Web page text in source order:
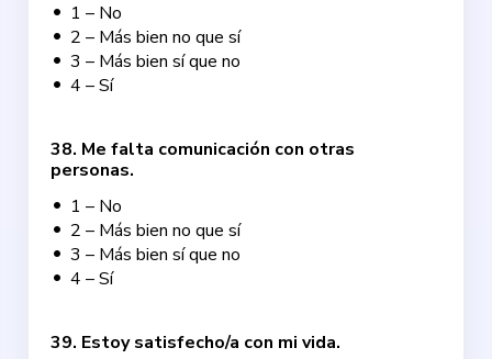
1 – No
2 – Más bien no que sí
3 – Más bien sí que no
4 – Sí
38. Me falta comunicación con otras
personas.
1 – No
2 – Más bien no que sí
3 – Más bien sí que no
4 – Sí
39. Estoy satisfecho/a con mi vida.